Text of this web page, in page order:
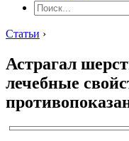
Статьи ›
Астрагал
лечебные